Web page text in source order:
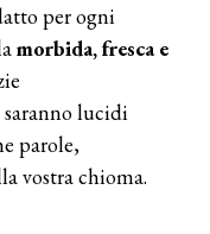
per ogni
morbida, fresca e
saranno lucidi
parole,
vostra chioma.